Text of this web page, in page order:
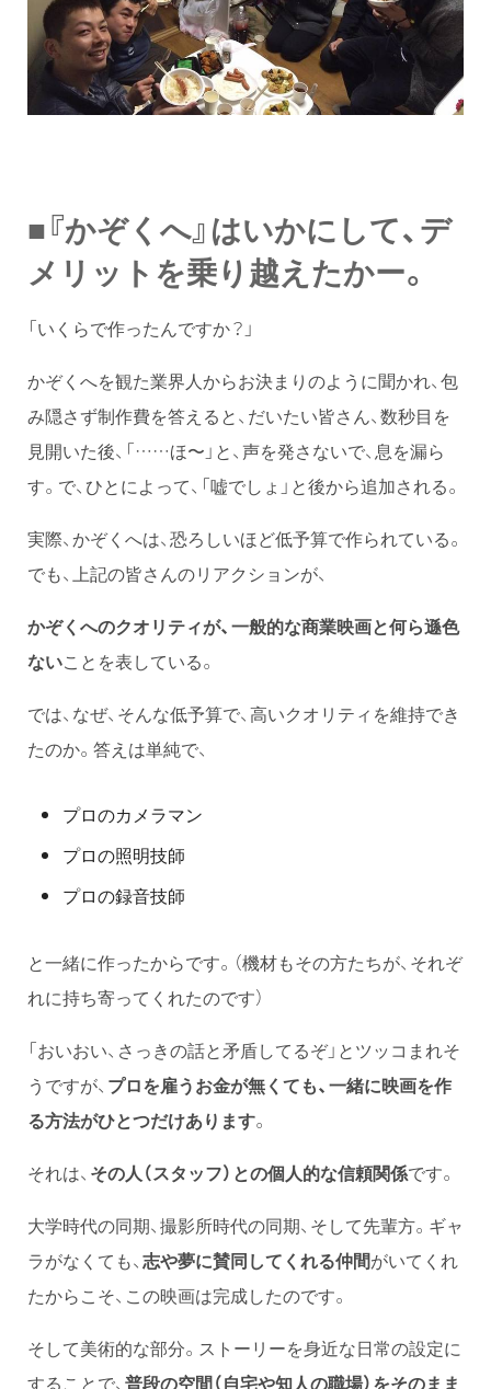
■『かぞくへ』はいかにして、デ
メリットを乗り越えたかー。
「いくらで作ったんですか？」
かぞくへを観た業界人からお決まりのように聞かれ、包
み隠さず制作費を答えると、だいたい皆さん、数秒目を
見開いた後、「……ほ〜」と、声を発さないで、息を漏ら
す。で、ひとによって、「嘘でしょ」と後から追加される。
実際、かぞくへは、恐ろしいほど低予算で作られている。
でも、上記の皆さんのリアクションが、
かぞくへのクオリティが、一般的な商業映画と何ら遜色
ないことを表している。
では、なぜ、そんな低予算で、高いクオリティを維持でき
たのか。答えは単純で、
プロのカメラマン
プロの照明技師
プロの録音技師
と一緒に作ったからです。（機材もその方たちが、それぞ
れに持ち寄ってくれたのです）
「おいおい、さっきの話と矛盾してるぞ」とツッコまれそ
うですが、 プロを雇うお金が無くても、一緒に映画を作
る方法がひとつだけあります。
それは、 その人（スタッフ）との個人的な信頼関係です。
大学時代の同期、撮影所時代の同期、そして先輩方。ギャ
ラがなくても、志や夢に賛同してくれる仲間がいてくれ
たからこそ、この映画は完成したのです。
そして美術的な部分。ストーリーを身近な日常の設定に
することで、普段の空間（自宅や知人の職場）をそのまま